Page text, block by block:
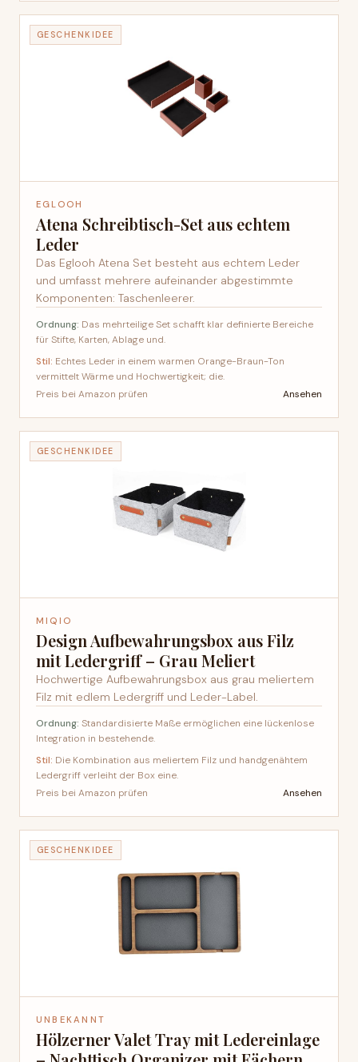
GESCHENKIDEE
EGLOOH
Atena Schreibtisch-Set aus echtem
Leder
Das Eglooh Atena Set besteht aus echtem Leder
und umfasst mehrere aufeinander abgestimmte
Komponenten: Taschenleerer.
Ordnung: Das mehrteilige Set schafft klar definierte Bereiche
für Stifte, Karten, Ablage und.
Stil: Echtes Leder in einem warmen Orange-Braun-Ton
vermittelt Wärme und Hochwertigkeit; die.
Preis bei Amazon prüfen
Ansehen
GESCHENKIDEE
MIQIO
Design Aufbewahrungsbox aus Filz
mit Ledergriff – Grau Meliert
Hochwertige Aufbewahrungsbox aus grau meliertem
Filz mit edlem Ledergriff und Leder-Label.
Ordnung: Standardisierte Maße ermöglichen eine lückenlose
Integration in bestehende.
Stil: Die Kombination aus meliertem Filz und handgenähtem
Ledergriff verleiht der Box eine.
Preis bei Amazon prüfen
Ansehen
GESCHENKIDEE
UNBEKANNT
Hölzerner Valet Tray mit Ledereinlage